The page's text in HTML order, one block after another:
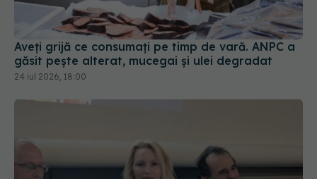
Aveți grijă ce consumați pe timp de vară. ANPC a
găsit pește alterat, mucegai și ulei degradat
24 iul 2026, 18:00